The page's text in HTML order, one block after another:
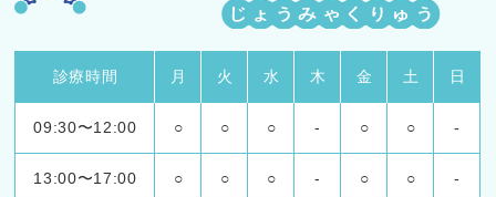
診療時間 月 火 水 木 金 土 日
09:30〜12:00 ○ ○ ○ - ○ ○ -
13:00〜17:00 ○ ○ ○ - ○ ○ -